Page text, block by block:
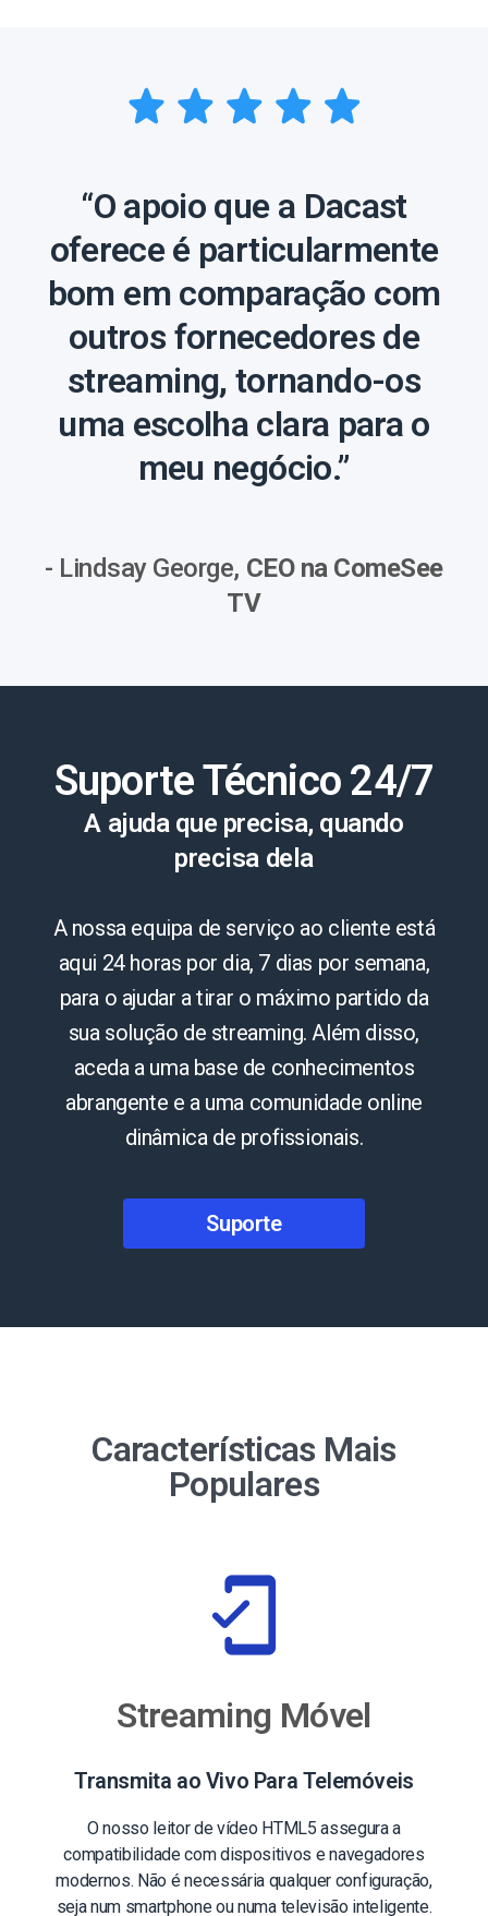
“O apoio que a Dacast
oferece é particularmente
bom em comparação com
outros fornecedores de
streaming, tornando-os
uma escolha clara para o
meu negócio.”
- Lindsay George, CEO na ComeSee
TV
Suporte Técnico 24/7
A ajuda que precisa, quando
precisa dela
A nossa equipa de serviço ao cliente está
aqui 24 horas por dia, 7 dias por semana,
para o ajudar a tirar o máximo partido da
sua solução de streaming. Além disso,
aceda a uma base de conhecimentos
abrangente e a uma comunidade online
dinâmica de profissionais.
Suporte
Características Mais
Populares
Streaming Móvel
Transmita ao Vivo Para Telemóveis
O nosso leitor de vídeo HTML5 assegura a
compatibilidade com dispositivos e navegadores
modernos. Não é necessária qualquer configuração,
seja num smartphone ou numa televisão inteligente.